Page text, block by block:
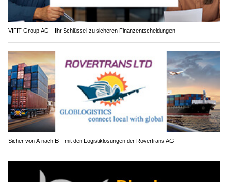
VIFIT Group AG – Ihr Schlüssel zu sicheren Finanzentscheidungen
Sicher von A nach B – mit den Logistiklösungen der Rovertrans AG